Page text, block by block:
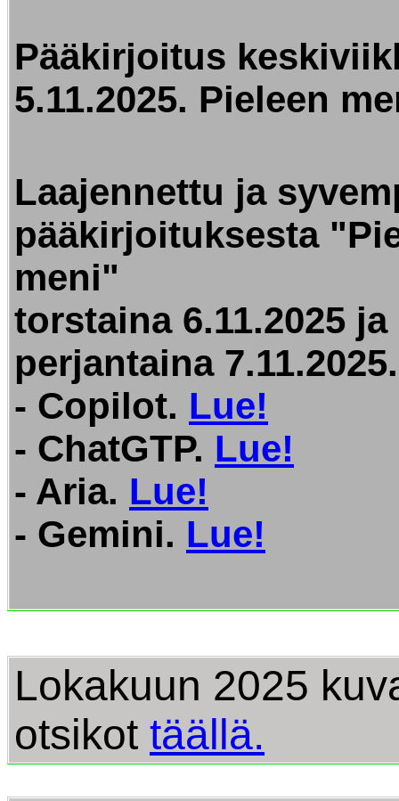
Pääkirjoitus
5.11.2025. Pieleen
Laajennettu ja
pääkirjoituksesta
meni"
torstaina 6.11.2025 ja
perjantaina 7.11.2025.
- Copilot. Lue!
- ChatGTP. Lue!
- Aria. Lue!
- Gemini. Lue!
Lokakuun 2025
otsikot täällä.